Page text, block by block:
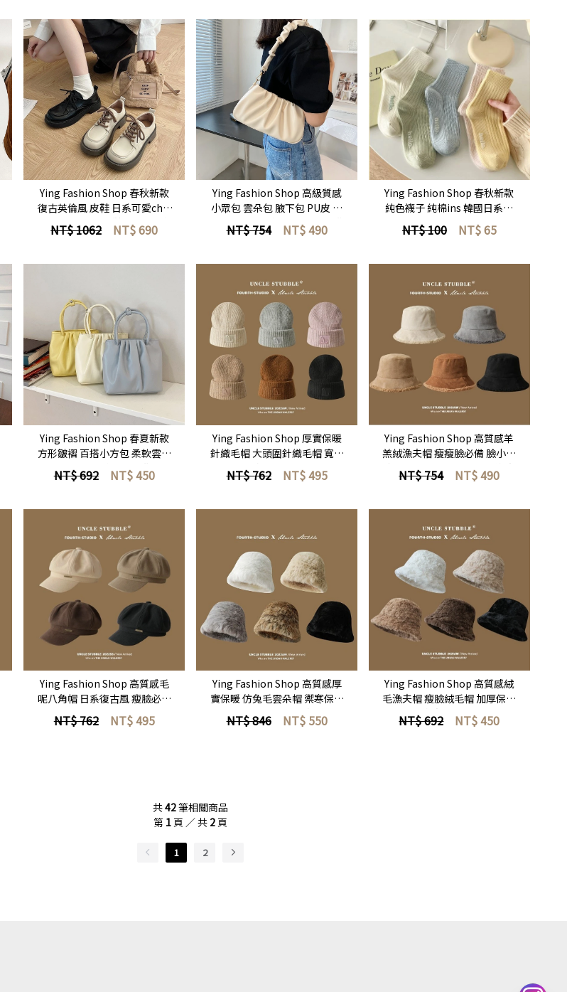
立即選購
Ying Fashion Shop 春秋新款
復古英倫風 皮鞋 日系可愛chic
百搭 小眾 厚底皮鞋 PU皮 不磨
腳 牛津鞋
NT$ 1062 NT$690
立即選購
Ying Fashion Shop 高級質感
小眾包 雲朵包 腋下包 PU皮 褶
皺雲朵包 百搭氣質 單肩包 斜背
NT$ 754 NT$490
立即選購
Ying Fashion Shop 春秋新款
純色襪子 純棉ins 韓國日系風
壓紋字母 粗線 運動休閒襪 中長
襪 長襪
NT$ 100 NT$65
立即選購
Ying Fashion Shop 春夏新款
方形皺褶 百搭小方包 柔軟雲朵
小包 休閒百搭 手提包 斜背包 單
肩包 斜背包
NT$ 692 NT$450
立即選購
Ying Fashion Shop 厚實保暖
針織毛帽 大頭圍針織毛帽 寬鬆
簡約版型 瘦臉必備 立體刺繡毛
線帽 保暖護耳毛帽 男女毛帽
NT$ 762 NT$495
立即選購
Ying Fashion Shop 高質感羊
羔絨漁夫帽 瘦瘦臉必備 臉小款
鹿皮絨拼接羊羔毛 暖呼呼漁夫
帽 雙面可帶 男女漁夫帽
NT$ 754 NT$490
立即選購
Ying Fashion Shop 高質感毛
呢八角帽 日系復古風 瘦臉必備
親膚材質八角帽
NT$ 762 NT$495
立即選購
Ying Fashion Shop 高質感厚
實保暖 仿兔毛雲朵帽 禦寒保暖
帽子 護耳毛絨帽 甜美瘦臉款 保
暖雲朵絨毛帽
NT$ 846 NT$550
立即選購
Ying Fashion Shop 高質感絨
毛漁夫帽 瘦臉絨毛帽 加厚保暖
仿水貂絨漁夫帽 暖呼呼帽子 保
暖漁夫帽
NT$ 692 NT$450
共42筆相關商品
第 1 頁 ／ 共 2 頁
1 2